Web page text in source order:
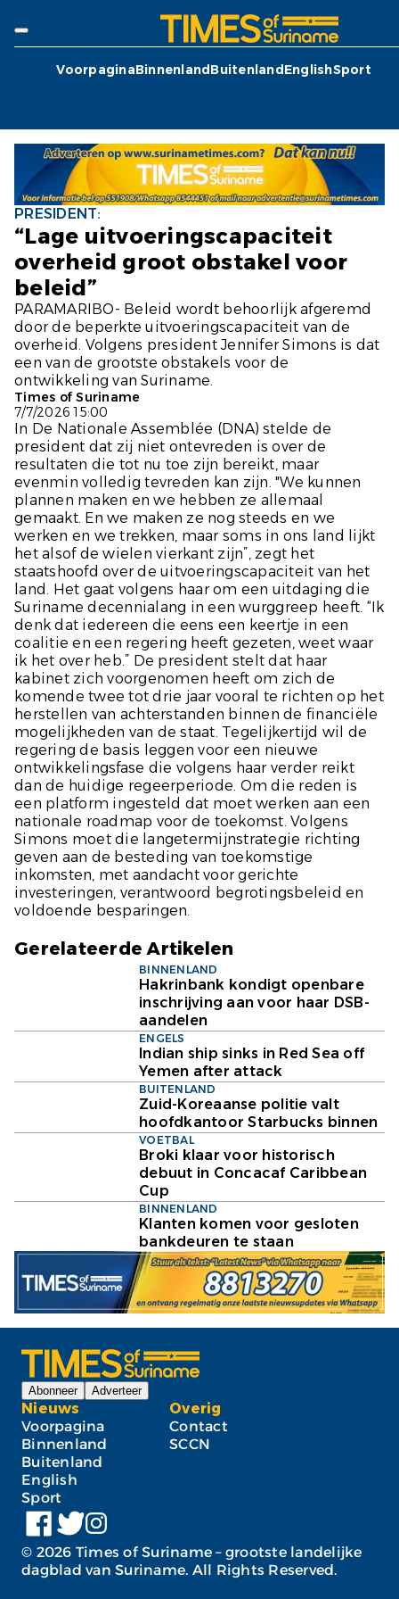
VoorpaginaBinnenlandBuitenlandEnglishSport
PRESIDENT:
“Lage uitvoeringscapaciteit
overheid groot obstakel voor
beleid”
PARAMARIBO- Beleid wordt behoorlijk afgeremd
door de beperkte uitvoeringscapaciteit van de
overheid. Volgens president Jennifer Simons is dat
een van de grootste obstakels voor de
ontwikkeling van Suriname.
Times of Suriname
7/7/2026 15:00
In De Nationale Assemblée (DNA) stelde de
president dat zij niet ontevreden is over de
resultaten die tot nu toe zijn bereikt, maar
evenmin volledig tevreden kan zijn. "We kunnen
plannen maken en we hebben ze allemaal
gemaakt. En we maken ze nog steeds en we
werken en we trekken, maar soms in ons land lijkt
het alsof de wielen vierkant zijn”, zegt het
staatshoofd over de uitvoeringscapaciteit van het
land. Het gaat volgens haar om een uitdaging die
Suriname decennialang in een wurggreep heeft. “Ik
denk dat iedereen die eens een keertje in een
coalitie en een regering heeft gezeten, weet waar
ik het over heb.” De president stelt dat haar
kabinet zich voorgenomen heeft om zich de
komende twee tot drie jaar vooral te richten op het
herstellen van achterstanden binnen de financiële
mogelijkheden van de staat. Tegelijkertijd wil de
regering de basis leggen voor een nieuwe
ontwikkelingsfase die volgens haar verder reikt
dan de huidige regeerperiode. Om die reden is
een platform ingesteld dat moet werken aan een
nationale roadmap voor de toekomst. Volgens
Simons moet die langetermijnstrategie richting
geven aan de besteding van toekomstige
inkomsten, met aandacht voor gerichte
investeringen, verantwoord begrotingsbeleid en
voldoende besparingen.
Gerelateerde Artikelen
BINNENLAND
Hakrinbank kondigt openbare
inschrijving aan voor haar DSB-
aandelen
ENGELS
Indian ship sinks in Red Sea off
Yemen after attack
BUITENLAND
Zuid-Koreaanse politie valt
hoofdkantoor Starbucks binnen
VOETBAL
Broki klaar voor historisch
debuut in Concacaf Caribbean
Cup
BINNENLAND
Klanten komen voor gesloten
bankdeuren te staan
Abonneer Adverteer
Nieuws
Voorpagina
Binnenland
Buitenland
English
Sport
Overig
Contact
SCCN
© 2026 Times of Suriname – grootste landelijke
dagblad van Suriname. All Rights Reserved.